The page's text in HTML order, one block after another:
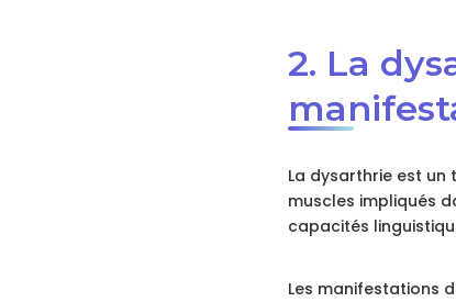
2. La
La dysarthrie est
muscles impliqués
capacités
Les manifestations